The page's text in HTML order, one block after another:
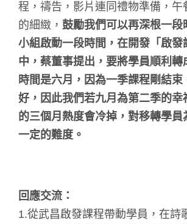
程，禱告，影片連同禮物準備，午
的細緻， 鼓勵我們可以再深根一段
小組啟動一段時間，在開發「啟發
中，蔡董事提出，要將學員順利
時間是六月，因為一季課程剛結束
好，因此我們若九月為第二季的幸
的三個月熱度會冷掉，對移轉學
一定的難度。
回應交流：
1.從武昌啟發課程帶動學員，在詩